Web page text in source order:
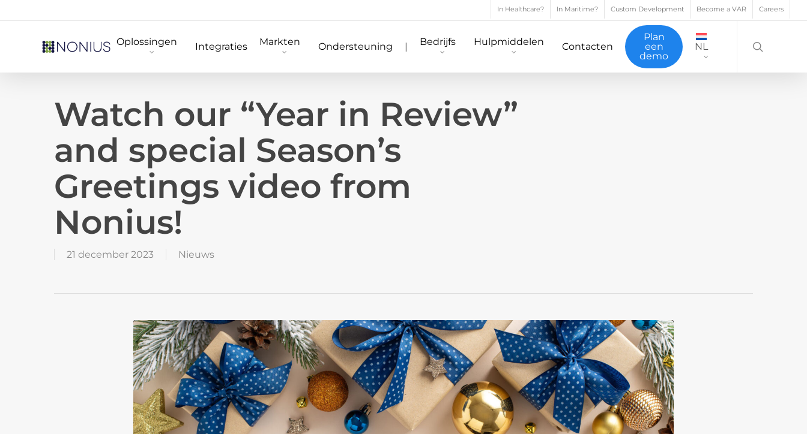
In Healthcare? In Maritime? Custom Development Become a VAR Careers
Oplossingen Integraties Markten Ondersteuning | Bedrijfs Hulpmiddelen Contacten
Plan
een
demo
NL
Watch our “Year in Review”
and special Season’s
Greetings video from
Nonius!
21 december 2023 Nieuws